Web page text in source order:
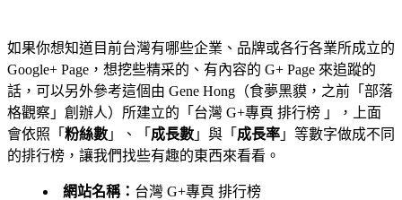
如果你想知道目前台灣有哪些企業、品牌或各行各業所成立的
Google+ Page，想挖些精采的、有內容的 G+ Page 來追蹤的
話，可以另外參考這個由 Gene Hong（食夢黑貘，之前「部落
格觀察」創辦人）所建立的「台灣 G+專頁 排行榜 」，上面
會依照「 粉絲數 」、「 成長數 」與「 成長率 」等數字做成不同
的排行榜，讓我們找些有趣的東西來看看。
網站名稱： 台灣 G+專頁 排行榜